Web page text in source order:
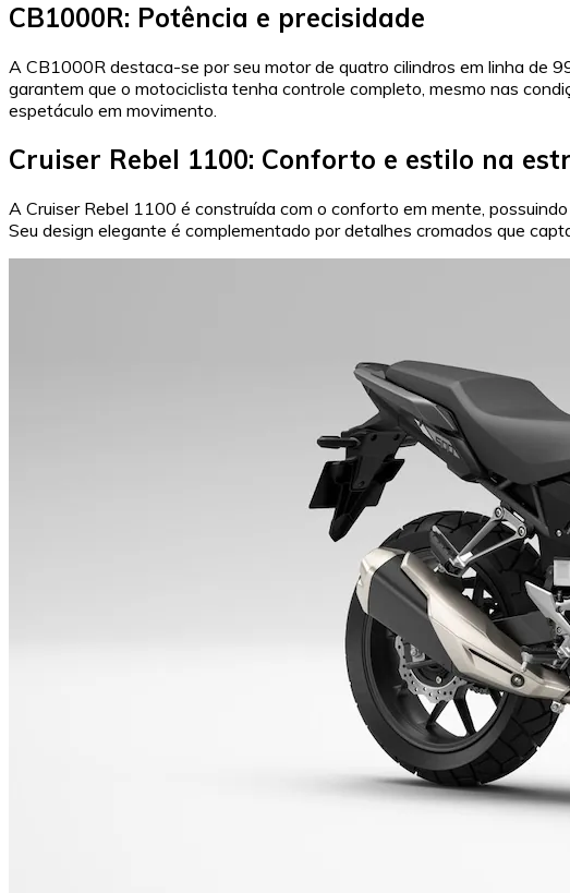
CB1000R: Potência e precisidade
A CB1000R destaca-se por seu motor de quatro cilindros em linha de
garantem que o motociclista tenha controle completo, mesmo nas
espetáculo em movimento.
Cruiser Rebel 1100: Conforto e estilo na
A Cruiser Rebel 1100 é construída com o conforto em mente,
Seu design elegante é complementado por detalhes cromados que